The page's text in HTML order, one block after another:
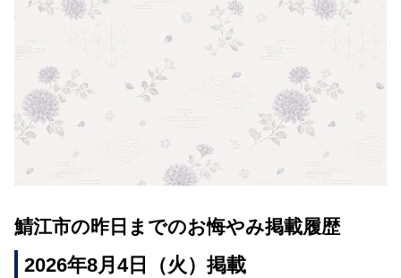
鯖江市の昨日までのお悔やみ掲載履歴
2026年8月4日（火）掲載